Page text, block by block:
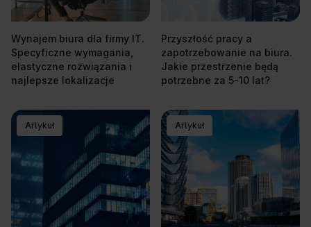
Wynajem biura dla firmy IT.
Specyficzne wymagania,
elastyczne rozwiązania i
najlepsze lokalizacje
Przyszłość pracy a
zapotrzebowanie na biura.
Jakie przestrzenie będą
potrzebne za 5-10 lat?
Artykuł Artykuł